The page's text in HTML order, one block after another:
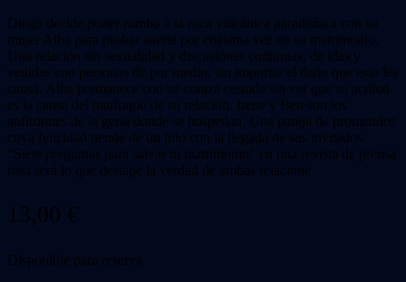
Diego decide poner rumbo a la roca volcánica paradisíaca con su
mujer Alba para probar suerte por enésima vez en su matrimonio.
Una relación sin sexualidad y discusiones continuas, de idas y
venidas con personas de por medio, sin importar el daño que esto les
causa. Alba permanece con su coraza cerrada sin ver que su actitud
es la causa del naufragio de su relación. Irene y Ben son los
anfitriones de la geria donde se hospedan. Una pareja de prometidos
cuya felicidad tiende de un hilo con la llegada de sus invitados.
“Siete preguntas para salvar tu matrimonio” en una revista de prensa
rosa será lo que destape la verdad de ambas relacione
13,00 €
Disponible para reserva